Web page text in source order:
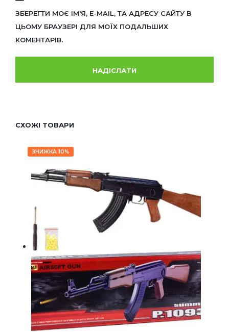
ЗБЕРЕГТИ МОЄ ІМ'Я, E-MAIL, ТА АДРЕСУ САЙТУ В
ЦЬОМУ БРАУЗЕРІ ДЛЯ МОЇХ ПОДАЛЬШИХ
КОМЕНТАРІВ.
СХОЖІ ТОВАРИ
ЗНИЖКА 10%